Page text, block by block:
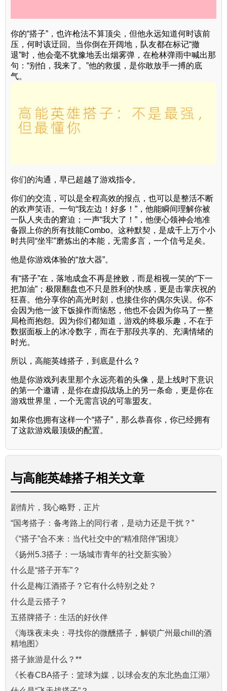
你的“搭子”，也许枪法不算顶尖，但他永远知道何时该前
压，何时该迂回。当你倒在开阔地，队友都在标记“撤
退”时，他会毫不犹豫地丢出烟雾弹，在枪林弹雨中喊出那
句：“别怕，我来了。”他的救援，是你敢放手一搏的底
气。
你们的沟通，早已超越了游戏指令。
你们的交流，可以是全程高效的报点，也可以是整活不断
的欢声笑语。一句“我左边！好多！”，他能瞬间理解你被
一队人夹击的窘迫；一声“我大了！”，他便心领神会地准
备跟上你的所有技能Combo。这种默契，是成千上万个小
时共同“坐牢”磨炼出的本能，无需多言，一个信号足矣。
他是你游戏体验的“放大器”。
有“搭子”在，落地成盒不再是挫败，而是相视一笑的“下一
把加油”；极限翻盘也不只是胜利的快感，更是击掌庆祝的
狂喜。他分享你的高光时刻，也接住你的偶尔失误。你不
会因为他一波下饭操作而恼怒，他也不会因为你马了一整
局枪而抱怨。因为你们都知道，游戏的终极乐趣，不在于
数据面板上的冰冷数字，而在于那段共享的、充满情绪的
时光。
所以，高能英雄搭子，到底是什么？
他是你游戏列表里那个永远亮着的头像，是上线时下意识
的第一个邀请，是你在虚拟战场上的另一条命，更是你在
游戏世界里，一个无需言说的可靠盟友。
如果你也拥有这样一个“搭子”，那么恭喜你，你已经拥有
了这款游戏最顶级的配置。
与高能英雄搭子相关文章
剧情片，我心略野，正片
“国考搭子：备考路上的同行者，是动力还是干扰？”
《“搭子”合不来：当代社交中的“精准陪伴”困境》
《扬州5.3搭子：一场城市青年的社交新实验》
什么是“搭子开车”？
什么是梅江酒搭子？它有什么特别之处？
什么是云搭子？
五搭牌搭子：生活的好伙伴
《海珠夜未央：寻找你的微醺搭子，解锁广州最chill的酒
精地图》
搭子旅游是什么？**
《长春CBA搭子：篮球为媒，以球会友的东北热血江湖》